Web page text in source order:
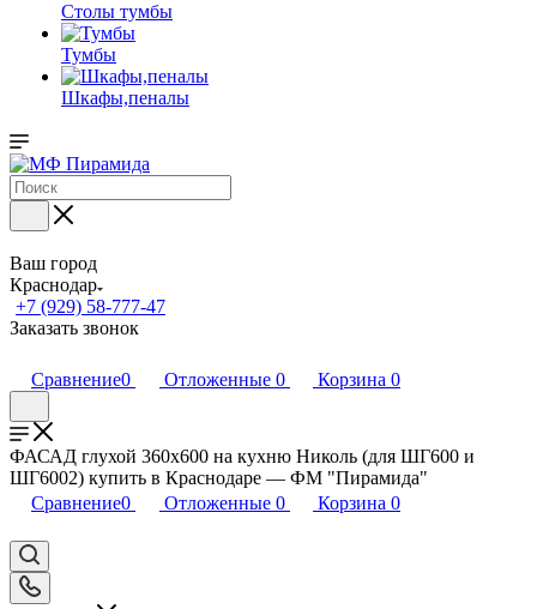
Столы тумбы
Тумбы
Шкафы,пеналы
Ваш город
Краснодар
+7 (929) 58-777-47
Заказать звонок
Сравнение0 Отложенные 0 Корзина 0
ФАСАД глухой 360х600 на кухню Николь (для ШГ600 и
ШГ6002) купить в Краснодаре — ФМ "Пирамида"
Сравнение0 Отложенные 0 Корзина 0